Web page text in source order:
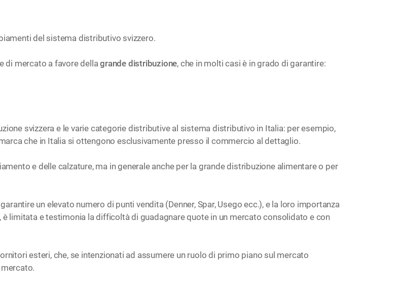
del sistema distributivo svizzero.
di mercato a favore dellagrande distribuzione, che in molti casi è in grado di garantire:
svizzera e le varie categorie distributive al sistema distributivo in Italia: per esempio,
che in Italia si ottengono esclusivamente presso il commercio al dettaglio.
e delle calzature, ma in generale anche per la grande distribuzione alimentare o per
un elevato numero di punti vendita (Denner, Spar, Usego ecc.), e la loro importanza
limitata e testimonia la difficoltà di guadagnare quote in un mercato consolidato e con
esteri, che, se intenzionati ad assumere un ruolo di primo piano sul mercato